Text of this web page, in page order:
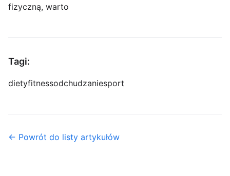
fizyczną, warto
Tagi:
dietyfitnessodchudzaniesport
← Powrót do listy artykułów